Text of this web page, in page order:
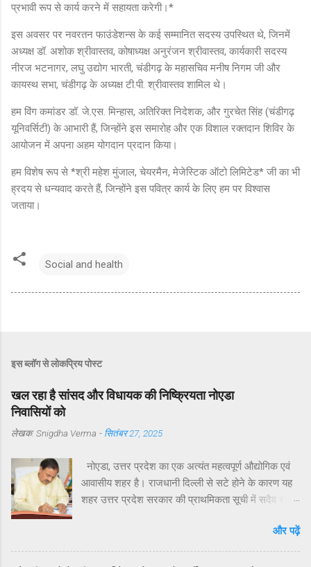
प्रभावी रूप से कार्य करने में सहायता करेगी।*
इस अवसर पर नवरतन फाउंडेशन्स के कई सम्मानित सदस्य उपस्थित थे, जिनमें
अध्यक्ष डॉ. अशोक श्रीवास्तव, कोषाध्यक्ष अनुरंजन श्रीवास्तव, कार्यकारी सदस्य
नीरज भटनागर, लघु उद्योग भारती, चंडीगढ़ के महासचिव मनीष निगम जी और
कायस्थ सभा, चंडीगढ़ के अध्यक्ष टी.पी. श्रीवास्तव शामिल थे।
हम विंग कमांडर डॉ. जे.एस. मिन्हास, अतिरिक्त निदेशक, और गुरचेत सिंह (चंडीगढ़
यूनिवर्सिटी) के आभारी हैं, जिन्होंने इस समारोह और एक विशाल रक्तदान शिविर के
आयोजन में अपना अहम योगदान प्रदान किया।
हम विशेष रूप से *श्री महेश मुंजाल, चेयरमैन, मेजेस्टिक ऑटो लिमिटेड* जी का भी
ह्रदय से धन्यवाद करते हैं, जिन्होंने इस पवित्र कार्य के लिए हम पर विश्वास
जताया।
Social and health
इस ब्लॉग से लोकप्रिय पोस्ट
खल रहा है सांसद और विधायक की निष्क्रियता नोएडा
निवासियों को
लेखक: Snigdha Verma - सितंबर 27, 2025
नोएडा, उत्तर प्रदेश का एक अत्यंत महत्वपूर्ण औद्योगिक एवं
आवासीय शहर है। राजधानी दिल्ली से सटे होने के कारण यह
शहर उत्तर प्रदेश सरकार की प्राथमिकता सूची में सदैव रहा
विगत वर्षों में नोएडा, ग्रेटर नोएडा और यमुना एक्सप्रेसवे क्षेत्रों
का अभूतपूर्व दौरा किया है।परंतु, यह अत्यंत खेदजनक है कि
और पढ़ें